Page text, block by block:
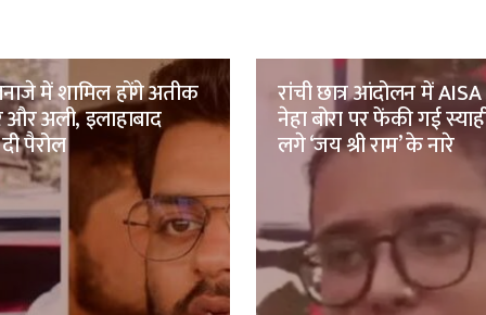
में शामिल होंगे अतीक
अली, इलाहाबाद
पैरोल
रांची छात्र आंदोलन में
नेहा बोरा पर फेंकी गई
लगे ‘जय श्री राम’ के नारे